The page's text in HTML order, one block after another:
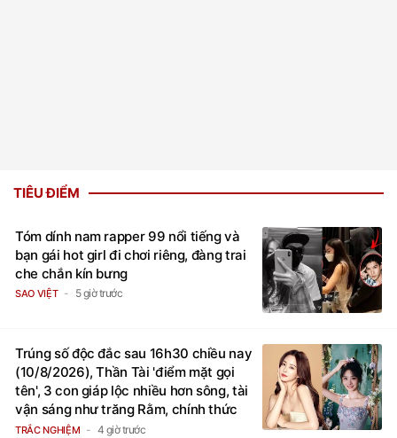
TIÊU ĐIỂM
Tóm dính nam rapper 99 nổi tiếng và
bạn gái hot girl đi chơi riêng, đàng trai
che chắn kín bưng
SAO VIỆT 5 giờ trước
Trúng số độc đắc sau 16h30 chiều nay
(10/8/2026), Thần Tài 'điểm mặt gọi
tên', 3 con giáp lộc nhiều hơn sông, tài
vận sáng như trăng Rằm, chính thức
hết khổ
TRẮC NGHIỆM 4 giờ trước